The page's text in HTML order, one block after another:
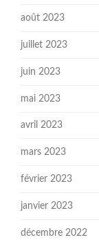
août 2023
juillet 2023
juin 2023
mai 2023
avril 2023
mars 2023
février 2023
janvier 2023
décembre 2022